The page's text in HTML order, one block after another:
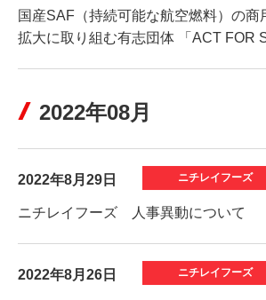
国産SAF（持続可能な航空燃料）の商
拡大に取り組む有志団体 「ACT FOR
2022年08月
2022年8月29日
ニチレイフーズ 人事異動について
2022年8月26日